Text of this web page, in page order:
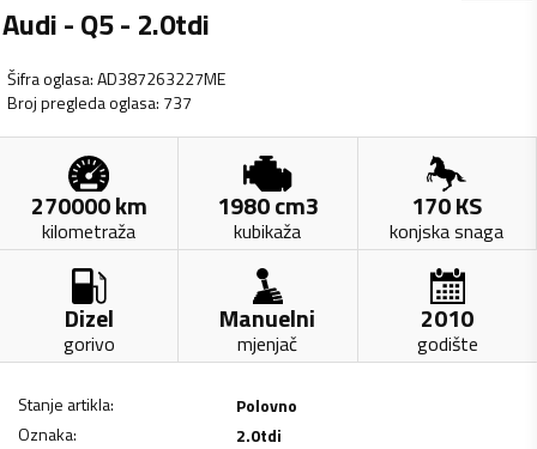
Audi - Q5 - 2.0tdi
Šifra oglasa:AD387263227ME
Broj pregleda oglasa: 737
270000km
kilometraža
1980cm3
kubikaža
170KS
konjska snaga
Dizel
gorivo
Manuelni
mjenjač
2010
godište
Stanje artikla:
Polovno
Oznaka:
2.0tdi